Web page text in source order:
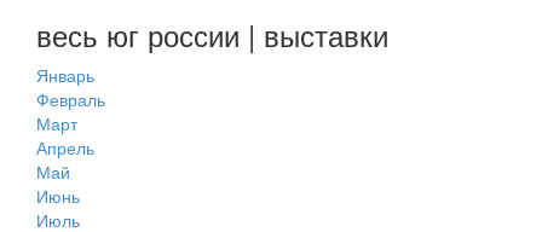
весь юг россии | выставки
Январь
Февраль
Март
Апрель
Май
Июнь
Июль